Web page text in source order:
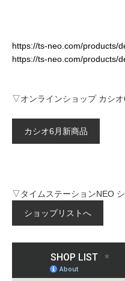
https://ts-neo.com/products/
https://ts-neo.com/products/
▽オンラインショップ カシ
カシオ6月新商品
▽タイムステーションNEO
ショップリストへ